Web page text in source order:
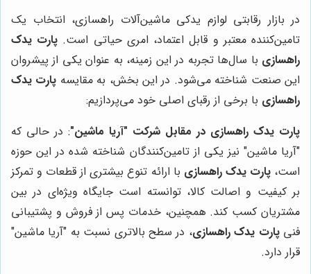
در بازار رقابتی لوازم یدکی ماشین‌آلات راهسازی، انتخاب یک
تامین‌کننده معتبر و قابل اعتماد، امری حیاتی است. پارت یدک
راهسازی با سال‌ها تجربه در این زمینه، به عنوان یکی از پیشروان
این صنعت شناخته می‌شود. در این بخش، به مقایسه پارت یدک
راهسازی با برخی از رقبای اصلی خود می‌پردازیم:
پارت یدک راهسازی در مقابل شرکت "آریا ماشین": در حالی که
"آریا ماشین" نیز یکی از تامین‌کنندگان شناخته شده در این حوزه
است،پارت یدک راهسازی با ارائه تنوع بیشتری از قطعات و تمرکز
بر کیفیت و اصالت کالا، توانسته است جایگاه ویژه‌ای در بین
مشتریان کسب کند. همچنین، خدمات پس از فروش و پشتیبانی
فنیپارت یدک راهسازی، در سطح بالاتری نسبت به "آریا ماشین"
قرار دارد.